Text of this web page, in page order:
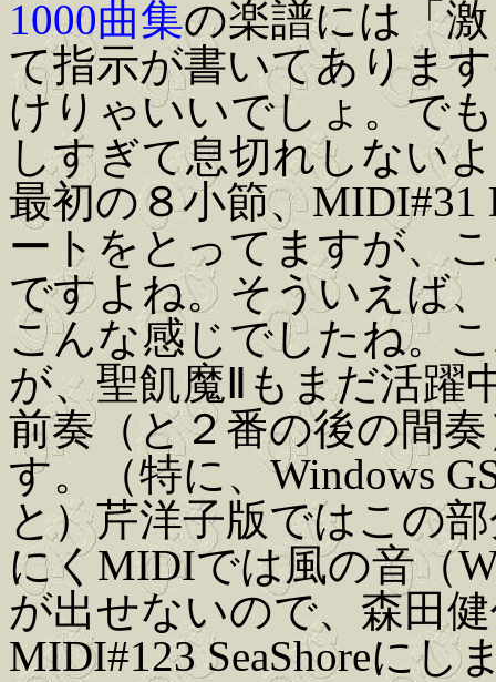
1000曲集の楽譜には「
て指示が書いてありま
けりゃいいでしょ。で
しすぎて息切れしない
最初の８小節、MIDI#31
ートをとってますが、
ですよね。そういえば
こんな感じでしたね。
が、聖飢魔Ⅱもまだ活躍
前奏（と２番の後の間
す。（特に、Windows
と）芹洋子版ではこの
にくMIDIでは風の音（
が出せないので、森田
MIDI#123 SeaShoreにし